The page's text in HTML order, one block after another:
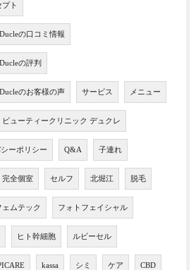
プト
の口コミ情報
の評判
のお客様の声 サービス メニュー
ビューティークリニック デュクレ
ーポリシー Q&A 子連れ
完全個室 セルフ 北堀江 脱毛
ェムテック フォトフェイシャル
ヒト幹細胞 ルビーセル
kassa シミ ケア CBD